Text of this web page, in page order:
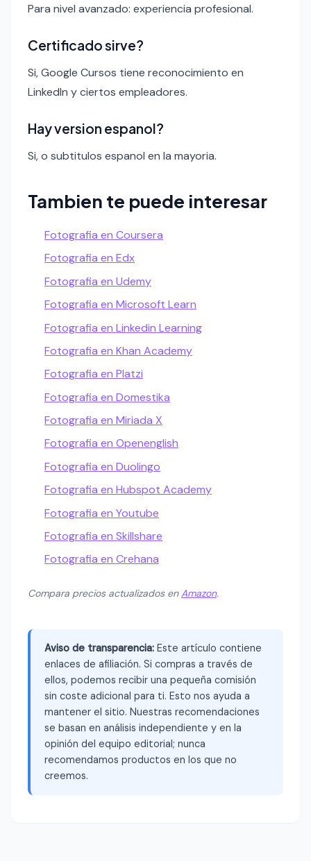
Para nivel avanzado: experiencia profesional.
Certificado sirve?
Si, Google Cursos tiene reconocimiento en
LinkedIn y ciertos empleadores.
Hay version espanol?
Si, o subtitulos espanol en la mayoria.
Tambien te puede interesar
Fotografia en Coursera
Fotografia en Edx
Fotografia en Udemy
Fotografia en Microsoft Learn
Fotografia en Linkedin Learning
Fotografia en Khan Academy
Fotografia en Platzi
Fotografia en Domestika
Fotografia en Miriada X
Fotografia en Openenglish
Fotografia en Duolingo
Fotografia en Hubspot Academy
Fotografia en Youtube
Fotografia en Skillshare
Fotografia en Crehana
Compara precios actualizados enAmazon.
Aviso de transparencia: Este artículo contiene
enlaces de afiliación. Si compras a través de
ellos, podemos recibir una pequeña comisión
sin coste adicional para ti. Esto nos ayuda a
mantener el sitio. Nuestras recomendaciones
se basan en análisis independiente y en la
opinión del equipo editorial; nunca
recomendamos productos en los que no
creemos.